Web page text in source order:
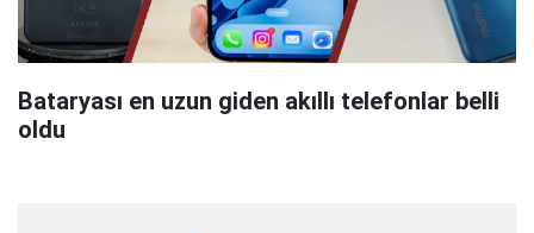
Bataryası en uzun giden akıllı telefonlar belli
oldu